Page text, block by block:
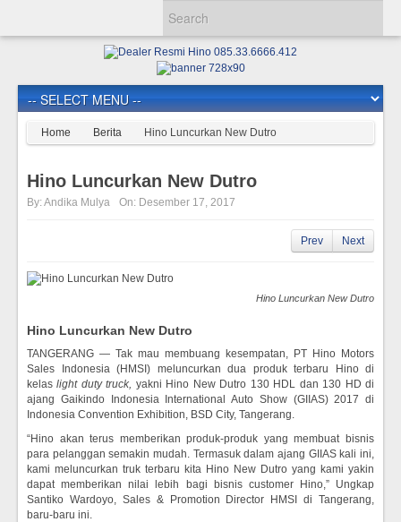
Home Berita Hino Luncurkan New Dutro
Hino Luncurkan New Dutro
By:Andika Mulya On: Desember 17, 2017
Prev Next
Hino Luncurkan New Dutro
Hino Luncurkan New Dutro
TANGERANG — Tak mau membuang kesempatan, PT Hino Motors
Sales Indonesia (HMSI) meluncurkan dua produk terbaru Hino di
kelas light duty truck, yakni Hino New Dutro 130 HDL dan 130 HD di
ajang Gaikindo Indonesia International Auto Show (GIIAS) 2017 di
Indonesia Convention Exhibition, BSD City, Tangerang.
“Hino akan terus memberikan produk-produk yang membuat bisnis
para pelanggan semakin mudah. Termasuk dalam ajang GIIAS kali ini,
kami meluncurkan truk terbaru kita Hino New Dutro yang kami yakin
dapat memberikan nilai lebih bagi bisnis customer Hino,” Ungkap
Santiko Wardoyo, Sales & Promotion Director HMSI di Tangerang,
baru-baru ini.